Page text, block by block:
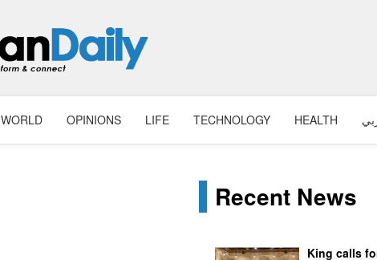
WORLD OPINIONS LIFE TECHNOLOGY HEALTH
Recent News
King calls